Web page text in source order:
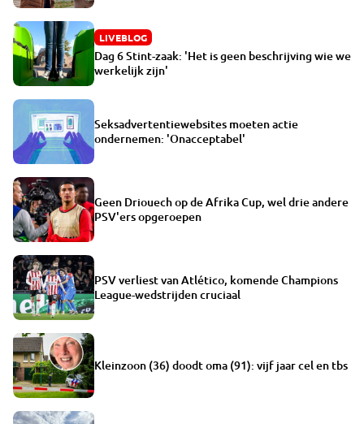
LIVEBLOG
Dag 6 Stint-zaak: 'Het is geen beschrijving wie we
werkelijk zijn'
Seksadvertentiewebsites moeten actie
ondernemen: 'Onacceptabel'
Geen Driouech op de Afrika Cup, wel drie andere
PSV'ers opgeroepen
PSV verliest van Atlético, komende Champions
League-wedstrijden cruciaal
Kleinzoon (36) doodt oma (91): vijf jaar cel en tbs